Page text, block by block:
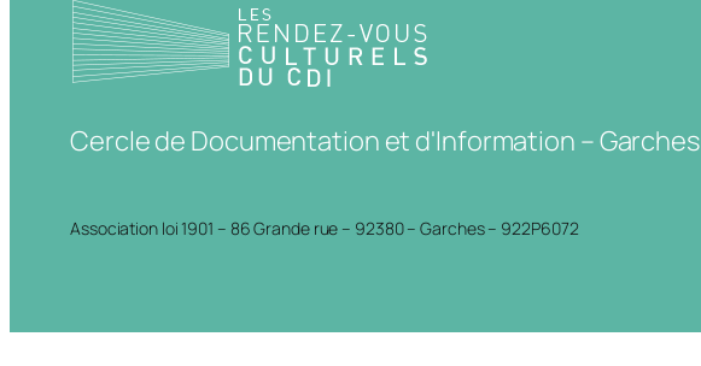
Cercle de Documentation et d'Information – Garches
Association loi 1901 – 86 Grande rue – 92380 – Garches – 922P6072